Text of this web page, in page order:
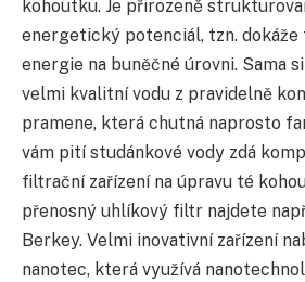
kohoutku. Je přirozeně
energetický potenciál, tzn. dokáže
energie na buněčné úrovni. Sama
velmi kvalitní vodu z pravidelně
pramene, která chutná naprosto
vám pití studánkové vody zdá
filtrační zařízení na úpravu té
přenosný uhlíkový filtr najdete
Berkey. Velmi inovativní zařízení
nanotec, která využívá